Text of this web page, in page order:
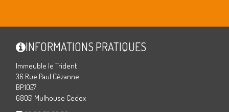
INFORMATIONS PRATIQUES
Immeuble le Trident
36 Rue Paul Cézanne
BP.1057
68051 Mulhouse Cedex